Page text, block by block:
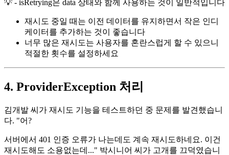
💡 - isRetrying은 data 상태와 함께 사용하는 것이 일반적입니다
재시도 중일 때는 이전 데이터를 유지하면서 작은 인디
케이터를 추가하는 것이 좋습니다
너무 많은 재시도는 사용자를 혼란스럽게 할 수 있으니
적절한 횟수를 설정하세요
4. ProviderException 처리
김개발 씨가 재시도 기능을 테스트하던 중 문제를 발견했습니
다. "어?
서버에서 401 인증 오류가 나는데도 계속 재시도하네요. 이건
재시도해도 소용없는데..." 박시니어 씨가 고개를 끄덕였습니